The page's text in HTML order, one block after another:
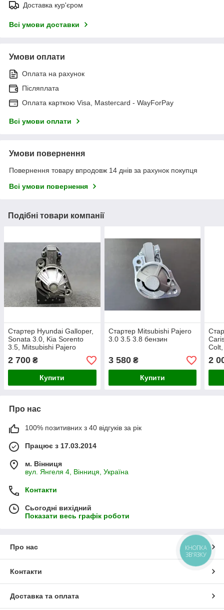
Доставка кур'єром
Всі умови доставки
Умови оплати
Оплата на рахунок
Післяплата
Оплата карткою Visa, Mastercard - WayForPay
Всі умови оплати
Умови повернення
Повернення товару впродовж 14 днів за рахунок покупця
Всі умови повернення
Подібні товари компанії
Стартер Hyundai Galloper,
Sonata 3.0, Kia Sorento
3.5, Mitsubishi Pajero
2 700 ₴
Купити
Стартер Mitsubishi Pajero
3.0 3.5 3.8 бензин
3 580₴
Купити
2
Про нас
100% позитивних з 40 відгуків за рік
Працює з 17.03.2014
м. Вінниця
вул. Янгеля 4, Вінниця, Україна
Контакти
Сьогодні вихідний
Показати весь графік роботи
Про нас
Контакти
Доставка та оплата
КНОПКА
ЗВ'ЯЗКУ